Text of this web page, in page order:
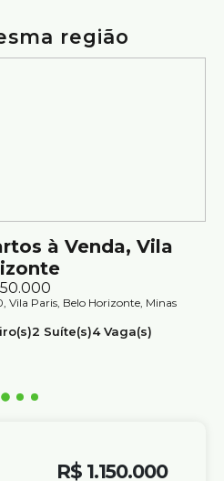
sorveterias, e demais
região
à Venda, Vila
Paris, Belo Horizonte, Minas
2 Suíte(s)4 Vaga(s)
R$ 1.150.000